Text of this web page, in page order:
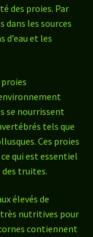
des proies. Par
dans les sources
et les
se nourrissent
tels que
Ces proies
qui est essentiel
truites.
élevés de
très nutritives pour
contiennent